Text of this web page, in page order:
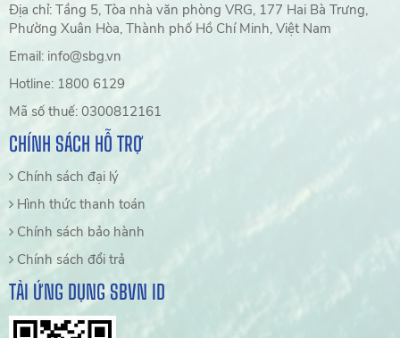
Địa chỉ: Tầng 5, Tòa nhà văn phòng VRG, 177 Hai Bà Trưng,
Phường Xuân Hòa, Thành phố Hồ Chí Minh, Việt Nam
Email: info@sbg.vn
Hotline: 1800 6129
Mã số thuế: 0300812161
CHÍNH SÁCH HỖ TRỢ
Chính sách đại lý
Hình thức thanh toán
Chính sách bảo hành
Chính sách đổi trả
TẢI ỨNG DỤNG SBVN ID